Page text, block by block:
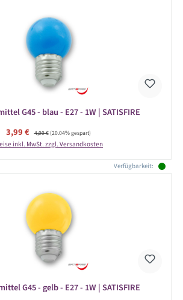
G45 - blau - E27 - 1W | SATISFIRE
Verkaufspreis:
3,99 € Regulärer Preis:
4,99 €(20.04% gespart)
inkl. MwSt. zzgl. Versandkosten
Verfügbarkeit:
G45 - gelb - E27 - 1W | SATISFIRE